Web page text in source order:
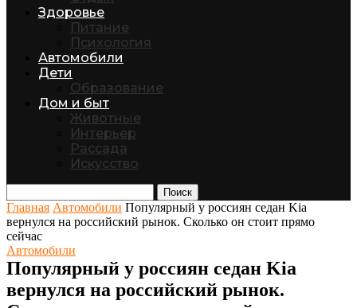
Здоровье
Питание
Психология
Автомобили
Дети
Образование
Дом и быт
Животные
Интерьер
Рассада
Искусство
Поиск
Главная Автомобили Популярный у россиян седан Kia
вернулся на российский рынок. Сколько он стоит прямо
сейчас
Автомобили
Популярный у россиян седан Kia
вернулся на российский рынок.